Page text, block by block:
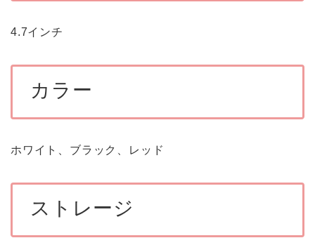
4.7インチ
カラー
ホワイト、ブラック、レッド
ストレージ